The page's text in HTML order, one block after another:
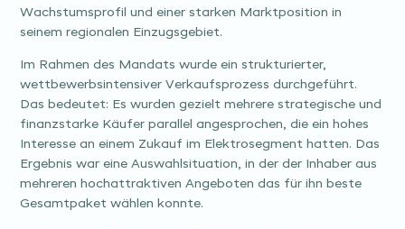
Wachstumsprofil und einer starken Marktposition in
seinem regionalen Einzugsgebiet.
Im Rahmen des Mandats wurde ein strukturierter,
wettbewerbsintensiver Verkaufsprozess durchgeführt.
Das bedeutet: Es wurden gezielt mehrere strategische und
finanzstarke Käufer parallel angesprochen, die ein hohes
Interesse an einem Zukauf im Elektrosegment hatten. Das
Ergebnis war eine Auswahlsituation, in der der Inhaber aus
mehreren hochattraktiven Angeboten das für ihn beste
Gesamtpaket wählen konnte.